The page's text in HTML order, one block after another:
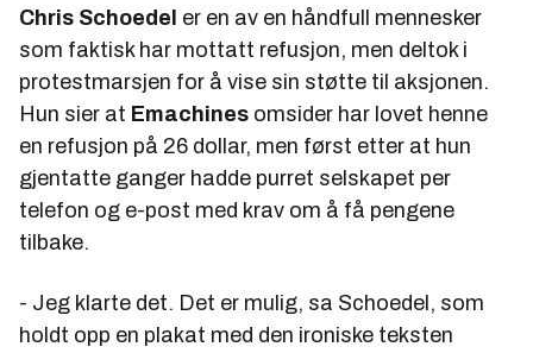
Chris Schoedel er en av en håndfull mennesker
som faktisk har mottatt refusjon, men deltok i
protestmarsjen for å vise sin støtte til aksjonen.
Hun sier at Emachines omsider har lovet henne
en refusjon på 26 dollar, men først etter at hun
gjentatte ganger hadde purret selskapet per
telefon og e-post med krav om å få pengene
tilbake.
- Jeg klarte det. Det er mulig, sa Schoedel, som
holdt opp en plakat med den ironiske teksten